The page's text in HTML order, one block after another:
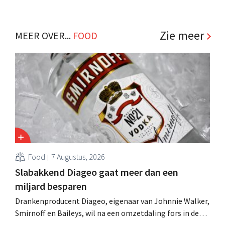
MEER OVER... FOOD Zie meer
Food 7 Augustus, 2026
Slabakkend Diageo gaat meer dan een
miljard besparen
Drankenproducent Diageo, eigenaar van Johnnie Walker,
Smirnoff en Baileys, wil na een omzetdaling fors in de